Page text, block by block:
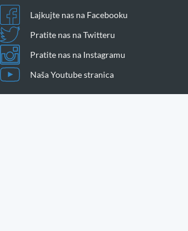
Lajkujte nas na Facebooku
Pratite nas na Twitteru
Pratite nas na Instagramu
Naša Youtube stranica